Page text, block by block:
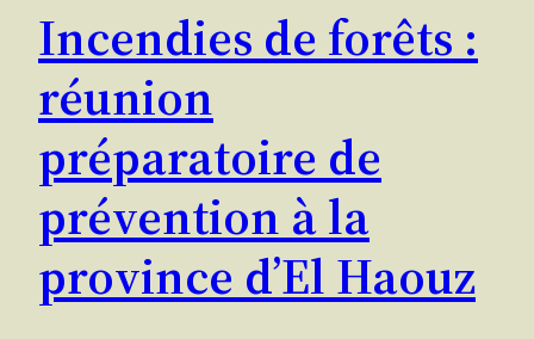
Incendies de forêts :
réunion
préparatoire de
prévention à la
province d’El Haouz